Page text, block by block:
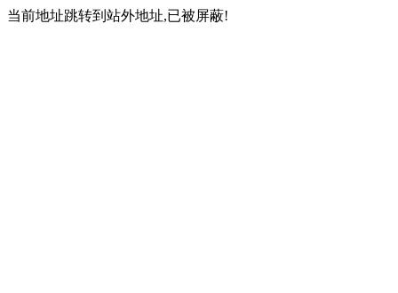
当前地址跳转到站外地址,已被屏蔽!